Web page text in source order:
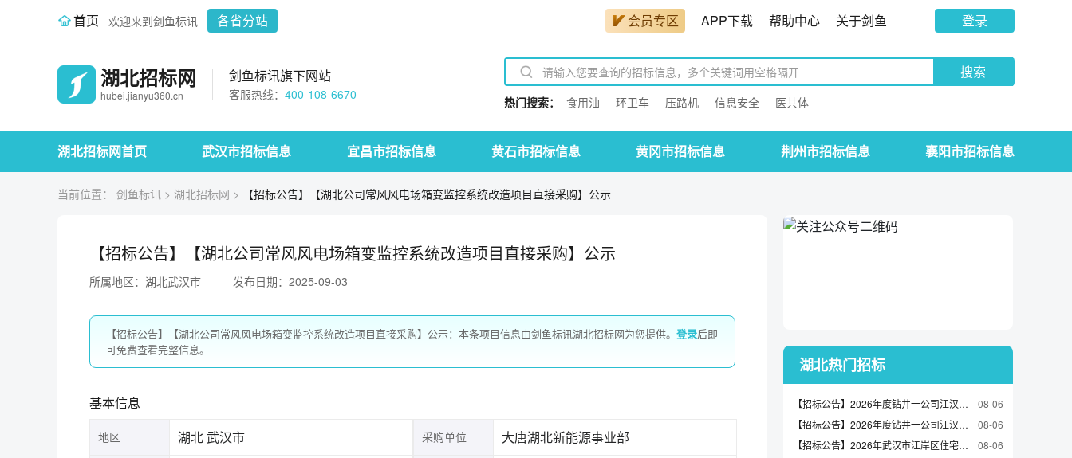
首页 欢迎来到剑鱼标讯 各省分站 会员专区 APP下载 帮助中心 关于剑鱼 登录
湖北招标网
hubei.jianyu360.cn
剑鱼标讯旗下网站
客服热线： 400-108-6670
搜索
热门搜索： 食用油 环卫车 压路机 信息安全 医共体
湖北招标网首页 武汉市招标信息 宜昌市招标信息 黄石市招标信息 黄冈市招标信息 荆州市招标信息 襄阳市招标信息
当前位置： 剑鱼标讯 > 湖北招标网 > 【招标公告】【湖北公司常风风电场箱变监控系统改造项目直接采购】公示
【招标公告】【湖北公司常风风电场箱变监控系统改造项目直接采购】公示
所属地区：湖北武汉市 发布日期：2025-09-03
【招标公告】【湖北公司常风风电场箱变监控系统改造项目直接采购】公示：本条项目信息由剑鱼标讯湖北招标网为您提供。 登录后即
可免费查看完整信息。
基本信息
地区 湖北 武汉市 采购单位 大唐湖北新能源事业部
湖北热门招标
【招标公告】2026年度钻井一公司江汉工区及武汉基地后勤生活服务项目招标项目公告
08-06
【招标公告】2026年度钻井一公司江汉工区钻井队及中南基地生活服务项目招标项目公告
08-06
【招标公告】2026年武汉市江岸区住宅老旧电梯更新项目初步设计（评定分离）
08-06